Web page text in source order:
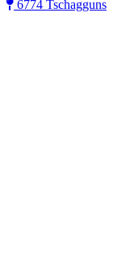
6774 Tschagguns